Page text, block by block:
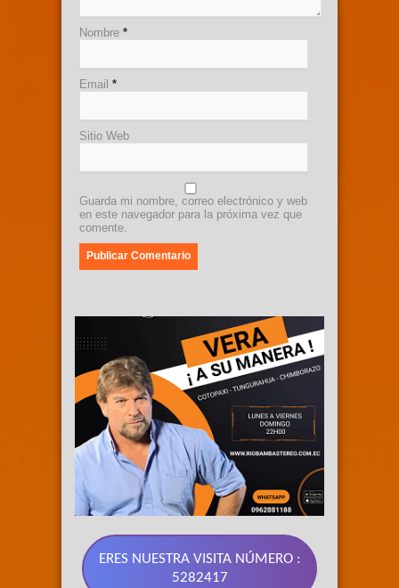
Nombre *
Email *
Sitio Web
Guarda mi nombre, correo electrónico y web
en este navegador para la próxima vez que
comente.
ERES NUESTRA VISITA NÚMERO :
5282417